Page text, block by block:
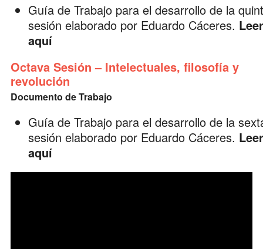
Guía de Trabajo para el desarrollo de la
sesión elaborado por Eduardo Cáceres. Leer
aquí
Octava Sesión – Intelectuales, filosofía y
revolución
Documento de Trabajo
Guía de Trabajo para el desarrollo de la
sesión elaborado por Eduardo Cáceres. Leer
aquí